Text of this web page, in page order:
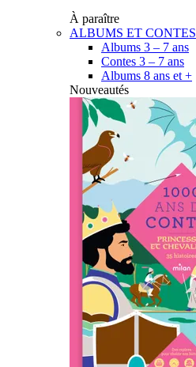
À paraître
ALBUMS ET CONTES
Albums 3 – 7 ans
Contes 3 – 7 ans
Albums 8 ans et +
Nouveautés